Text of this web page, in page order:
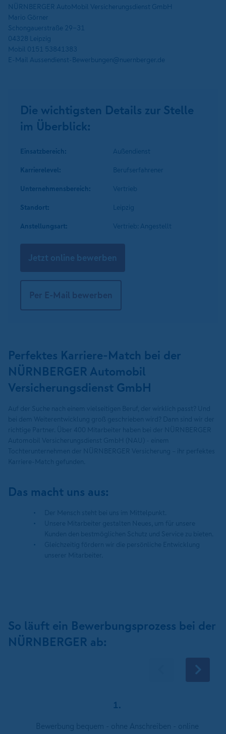
NÜRNBERGER AutoMobil Versicherungsdienst GmbH
Mario Görner
Schongauerstraße 29-31
04328 Leipzig
Mobil 0151 53841383
E-Mail Aussendienst-Bewerbungen@nuernberger.de
Die wichtigsten Details zur Stelle
im Überblick:
Einsatzbereich:
Außendienst
Karrierelevel:
Berufserfahrener
Unternehmens­bereich:
Vertrieb
Standort:
Leipzig
Anstellungsart:
Vertrieb: Angestellt
Jetzt online bewerben
Per E-Mail bewerben
Perfektes Karriere-Match bei der
NÜRNBERGER Automobil
Versicherungsdienst GmbH
Das macht uns aus:
So läuft ein Bewerbungsprozess bei der
NÜRNBERGER ab:
1.